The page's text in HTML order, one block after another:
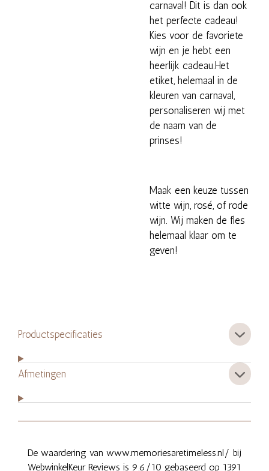
carnaval! Dit is dan ook
het perfecte cadeau!
Kies voor de favoriete
wijn en je hebt een
heerlijk cadeau.Het
etiket, helemaal in de
kleuren van carnaval,
personaliseren wij met
de naam van de
prinses!
Maak een keuze tussen
witte wijn, rosé, of rode
wijn. Wij maken de fles
helemaal klaar om te
geven!
Productspecificaties
Afmetingen
De waardering van www.memoriesaretimeless.nl/ bij
WebwinkelKeur Reviews is 9.6/10 gebaseerd op 1391